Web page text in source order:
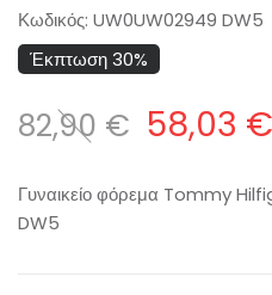
Κωδικός: UW0UW02949 DW5
Έκπτωση 30%
82,90 € 58,03 €
Γυναικείο φόρεμα Tommy
DW5